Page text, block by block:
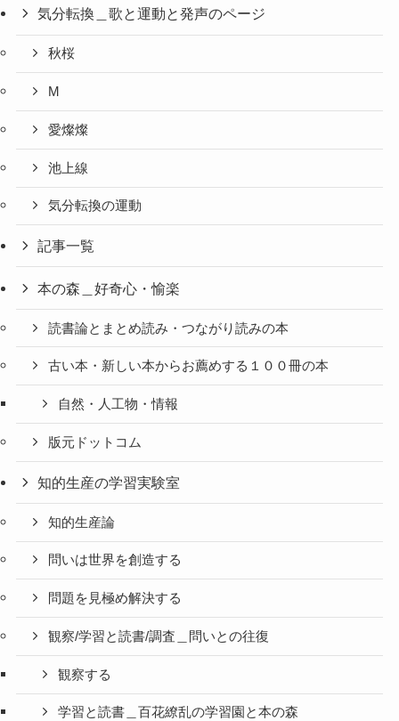
気分転換＿歌と運動と発声のページ
秋桜
M
愛燦燦
池上線
気分転換の運動
記事一覧
本の森＿好奇心・愉楽
読書論とまとめ読み・つながり読みの本
古い本・新しい本からお薦めする１００冊の本
自然・人工物・情報
版元ドットコム
知的生産の学習実験室
知的生産論
問いは世界を創造する
問題を見極め解決する
観察/学習と読書/調査＿問いとの往復
観察する
学習と読書＿百花繚乱の学習園と本の森